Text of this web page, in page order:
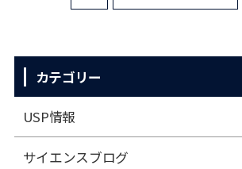
カテゴリー
USP情報
サイエンスブログ